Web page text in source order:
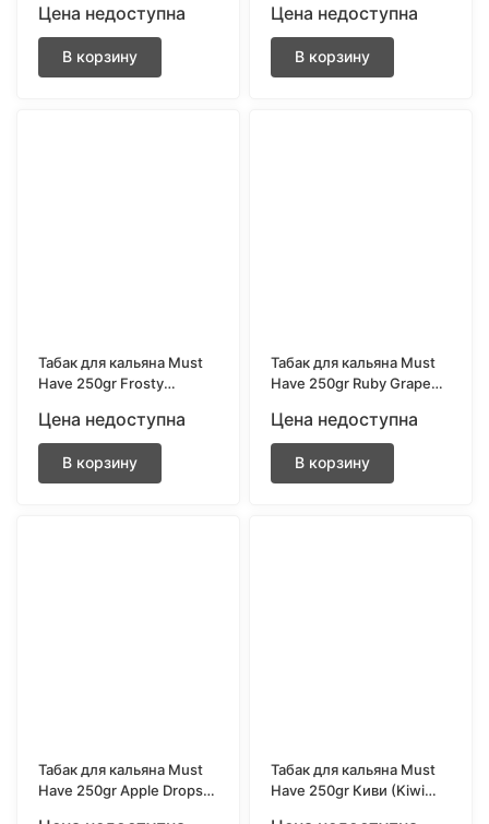
Цена недоступна
В корзину
Цена недоступна
В корзину
Табак для кальяна Must
Have 250gr Frosty
Цена недоступна
В корзину
Табак для кальяна Must
Have 250gr Ruby Grape
Цена недоступна
В корзину
Табак для кальяна Must
Have 250gr Apple Drops
Табак для кальяна Must
Have 250gr Киви (Kiwi